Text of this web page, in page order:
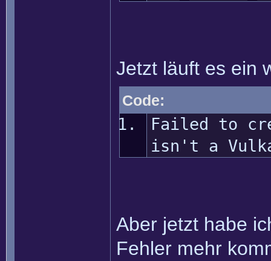
Jetzt läuft es ein
Code:
Failed to
isn't a
Aber jetzt habe
Fehler mehr